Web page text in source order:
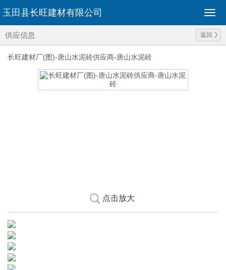
玉田县长旺建材有限公司
供应信息 返回
长旺建材厂(图)-唐山水泥砖供应商-唐山水泥砖
点击放大